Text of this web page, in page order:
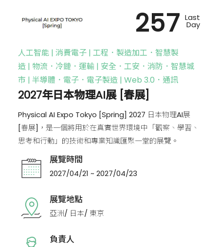
人工智能 | 消費電子 | 工程．製造加工．智慧製
造 | 物流．冷鏈．運輸 | 安全．工安．消防．智慧城
市 | 半導體．電子．電子製造 | Web 3.0．通訊
2027年日本物理AI展 [春展]
Physical AI Expo Tokyo [Spring] 2027 日本物理AI展
[春展]，是一個將用於在真實世界環境中「觀察、學習、
思考和行動」的技術和專業知識匯聚一堂的展覽。
展覽時間
2027/04/21 ~ 2027/04/23
展覽地點
亞洲/ 日本/ 東京
負責人
257 Last
Day